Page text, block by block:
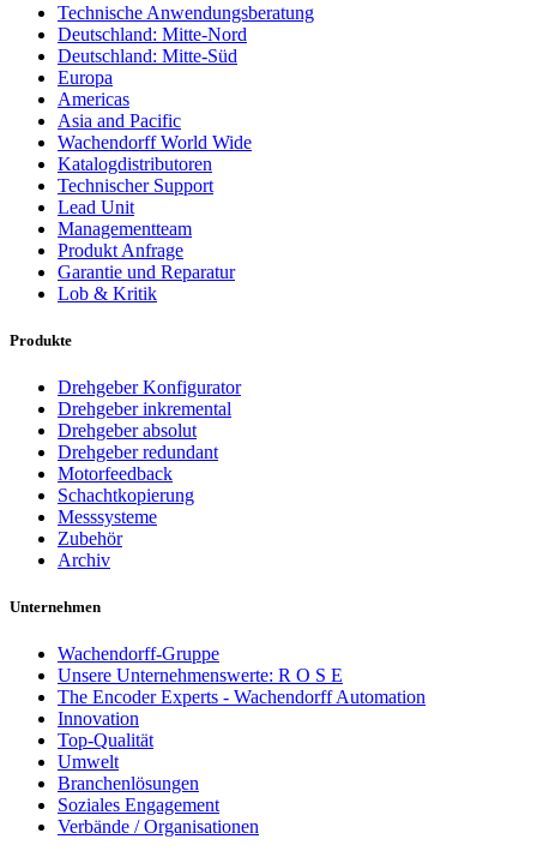
Technische Anwendungsberatung
Deutschland: Mitte-Nord
Deutschland: Mitte-Süd
Europa
Americas
Asia and Pacific
Wachendorff World Wide
Katalogdistributoren
Technischer Support
Lead Unit
Managementteam
Produkt Anfrage
Garantie und Reparatur
Lob & Kritik
Produkte
Drehgeber Konfigurator
Drehgeber inkremental
Drehgeber absolut
Drehgeber redundant
Motorfeedback
Schachtkopierung
Messsysteme
Zubehör
Archiv
Unternehmen
Wachendorff-Gruppe
Unsere Unternehmenswerte: R O S E
The Encoder Experts - Wachendorff Automation
Innovation
Top-Qualität
Umwelt
Branchenlösungen
Soziales Engagement
Verbände / Organisationen